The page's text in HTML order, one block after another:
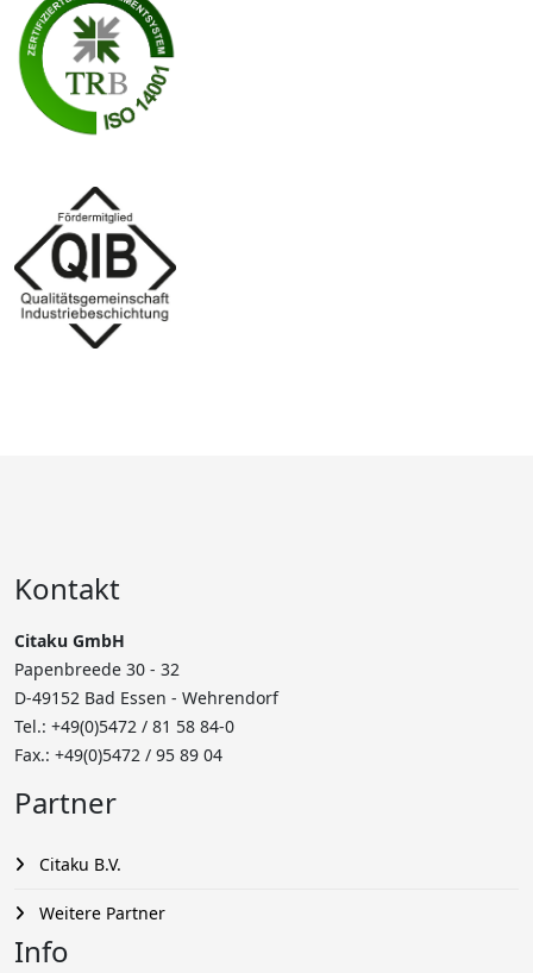
Kontakt
Citaku GmbH
Papenbreede 30 - 32
D-49152 Bad Essen - Wehrendorf
Tel.: +49(0)5472 / 81 58 84-0
Fax.: +49(0)5472 / 95 89 04
Partner
Citaku B.V.
Weitere Partner
Info